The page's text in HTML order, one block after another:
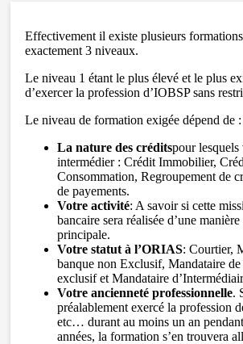
Effectivement il existe plusieurs
exactement 3 niveaux.
Le niveau 1 étant le plus élevé et le plus
d’exercer la profession d’IOBSP sans
Le niveau de formation exigée dépend de :
La nature des créditspour lesquels
intermédier : Crédit Immobilier,
Consommation, Regroupement de
de payements.
Votre activité: A savoir si cette
bancaire sera réalisée d’une
principale.
Votre statut à l’ORIAS: Courtier,
banque non Exclusif, Mandataire de
exclusif et Mandataire
Votre ancienneté professionnelle.
préalablement exercé la profession
etc… durant au moins un an
années, la formation s’en trouvera